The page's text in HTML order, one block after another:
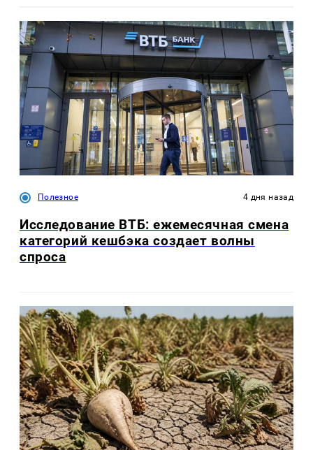
Полезное 4 дня назад
Исследование ВТБ: ежемесячная смена
категорий кешбэка создает волны
спроса